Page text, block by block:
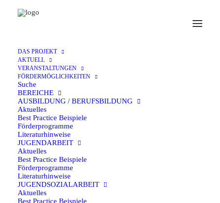
DAS PROJEKT
AKTUELL
VERANSTALTUNGEN
FÖRDERMÖGLICHKEITEN
Suche
BEREICHE
AUSBILDUNG / BERUFSBILDUNG
Aktuelles
Best Practice Beispiele
Förderprogramme
Literaturhinweise
JUGENDARBEIT
Aktuelles
Best Practice Beispiele
Förderprogramme
Literaturhinweise
JUGENDSOZIALARBEIT
Aktuelles
Best Practice Beispiele
25. Februar 2025
Aktuelles Jugendsozialarbeit
Reaktionder Stiftung Deutsch-Russischer
Jugendaustausch zum russischen Angriff auf die
Ukraine undInformationen zum momentanen
Förderstatus
Gerade im Krieg ist Jugendarbeit wichtig